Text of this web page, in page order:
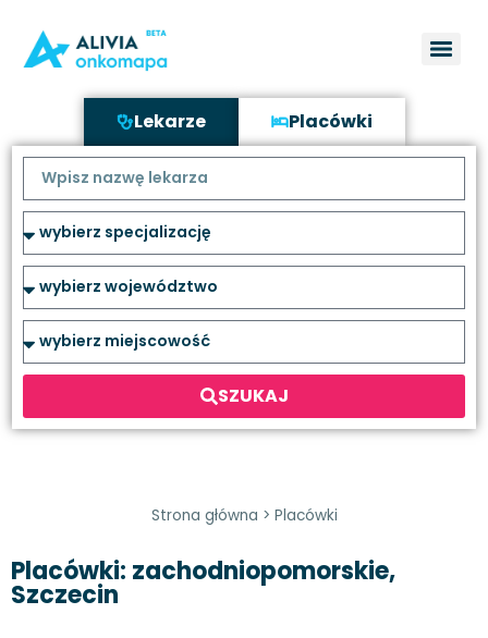
Lekarze Placówki
SZUKAJ
Strona główna > Placówki
Placówki: zachodniopomorskie,
Szczecin